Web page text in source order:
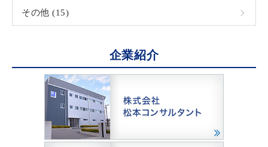
その他 (15)
企業紹介